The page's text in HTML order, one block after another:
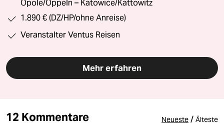
Opole/Oppeln – Katowice/Kattowitz
1.890 € (DZ/HP/ohne Anreise)
Veranstalter Ventus Reisen
Mehr erfahren
12 Kommentare Neueste / Älteste